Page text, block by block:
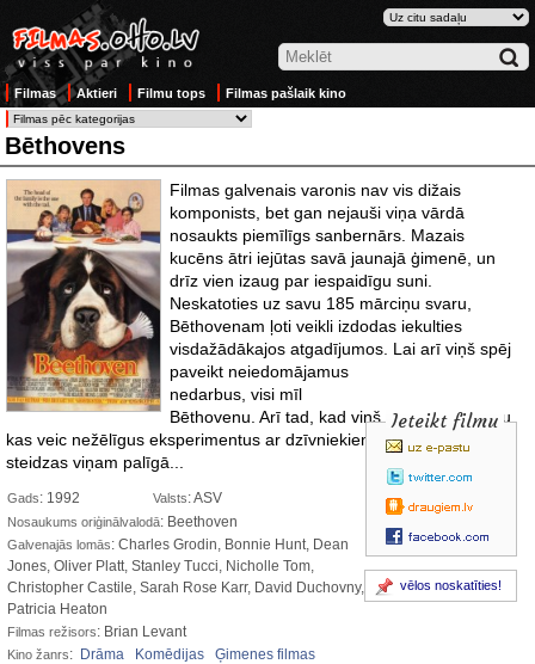
Filmas Aktieri Filmu tops Filmas pašlaik kino
Bēthovens
Filmas galvenais varonis nav vis dižais
komponists, bet gan nejauši viņa vārdā
nosaukts piemīlīgs sanbernārs. Mazais
kucēns ātri iejūtas savā jaunajā ģimenē, un
drīz vien izaug par iespaidīgu suni.
Neskatoties uz savu 185 mārciņu svaru,
Bēthovenam ļoti veikli izdodas iekulties
visdažādākajos atgadījumos. Lai arī viņš spēj
paveikt neiedomājamus
nedarbus, visi mīl
Bēthovenu. Arī tad, kad viņš nokļūst ļaundaru,
kas veic nežēlīgus eksperimentus ar dzīvniekiem, rokās, visi
steidzas viņam palīgā...
Ieteikt filmu
vēlos noskatīties!
Gads: 1992 Valsts: ASV
Nosaukums oriģinālvalodā: Beethoven
Galvenajās lomās: Charles Grodin, Bonnie Hunt, Dean
Jones, Oliver Platt, Stanley Tucci, Nicholle Tom,
Christopher Castile, Sarah Rose Karr, David Duchovny,
Patricia Heaton
Filmas režisors: Brian Levant
Kino žanrs: Drāma Komēdijas Ģimenes filmas